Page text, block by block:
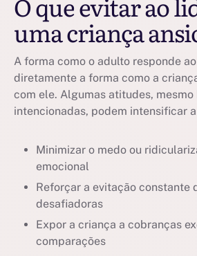
uma criança
A forma como o adulto responde
diretamente a forma como a
com ele. Algumas atitudes, mesmo
intencionadas, podem intensificar
Minimizar o medo ou
emocional
Reforçar a evitação constante
desafiadoras
Expor a criança a cobranças
comparações